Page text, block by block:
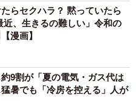
と感じていた時に『認知症
くなって調べました。後
代理人制度』というのがあ
てその手続きをしました。
になってきたので、だんだ
いきました」
らセクハラ？ 黙っていたら
近、生きるの難しい」令和の
漫画】
9割が「夏の電気・ガス代は
暑でも「冷房を控える」人が